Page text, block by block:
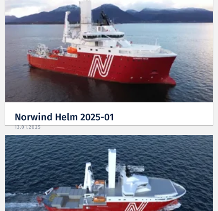
Norwind Helm 2025-01
13.01.2025